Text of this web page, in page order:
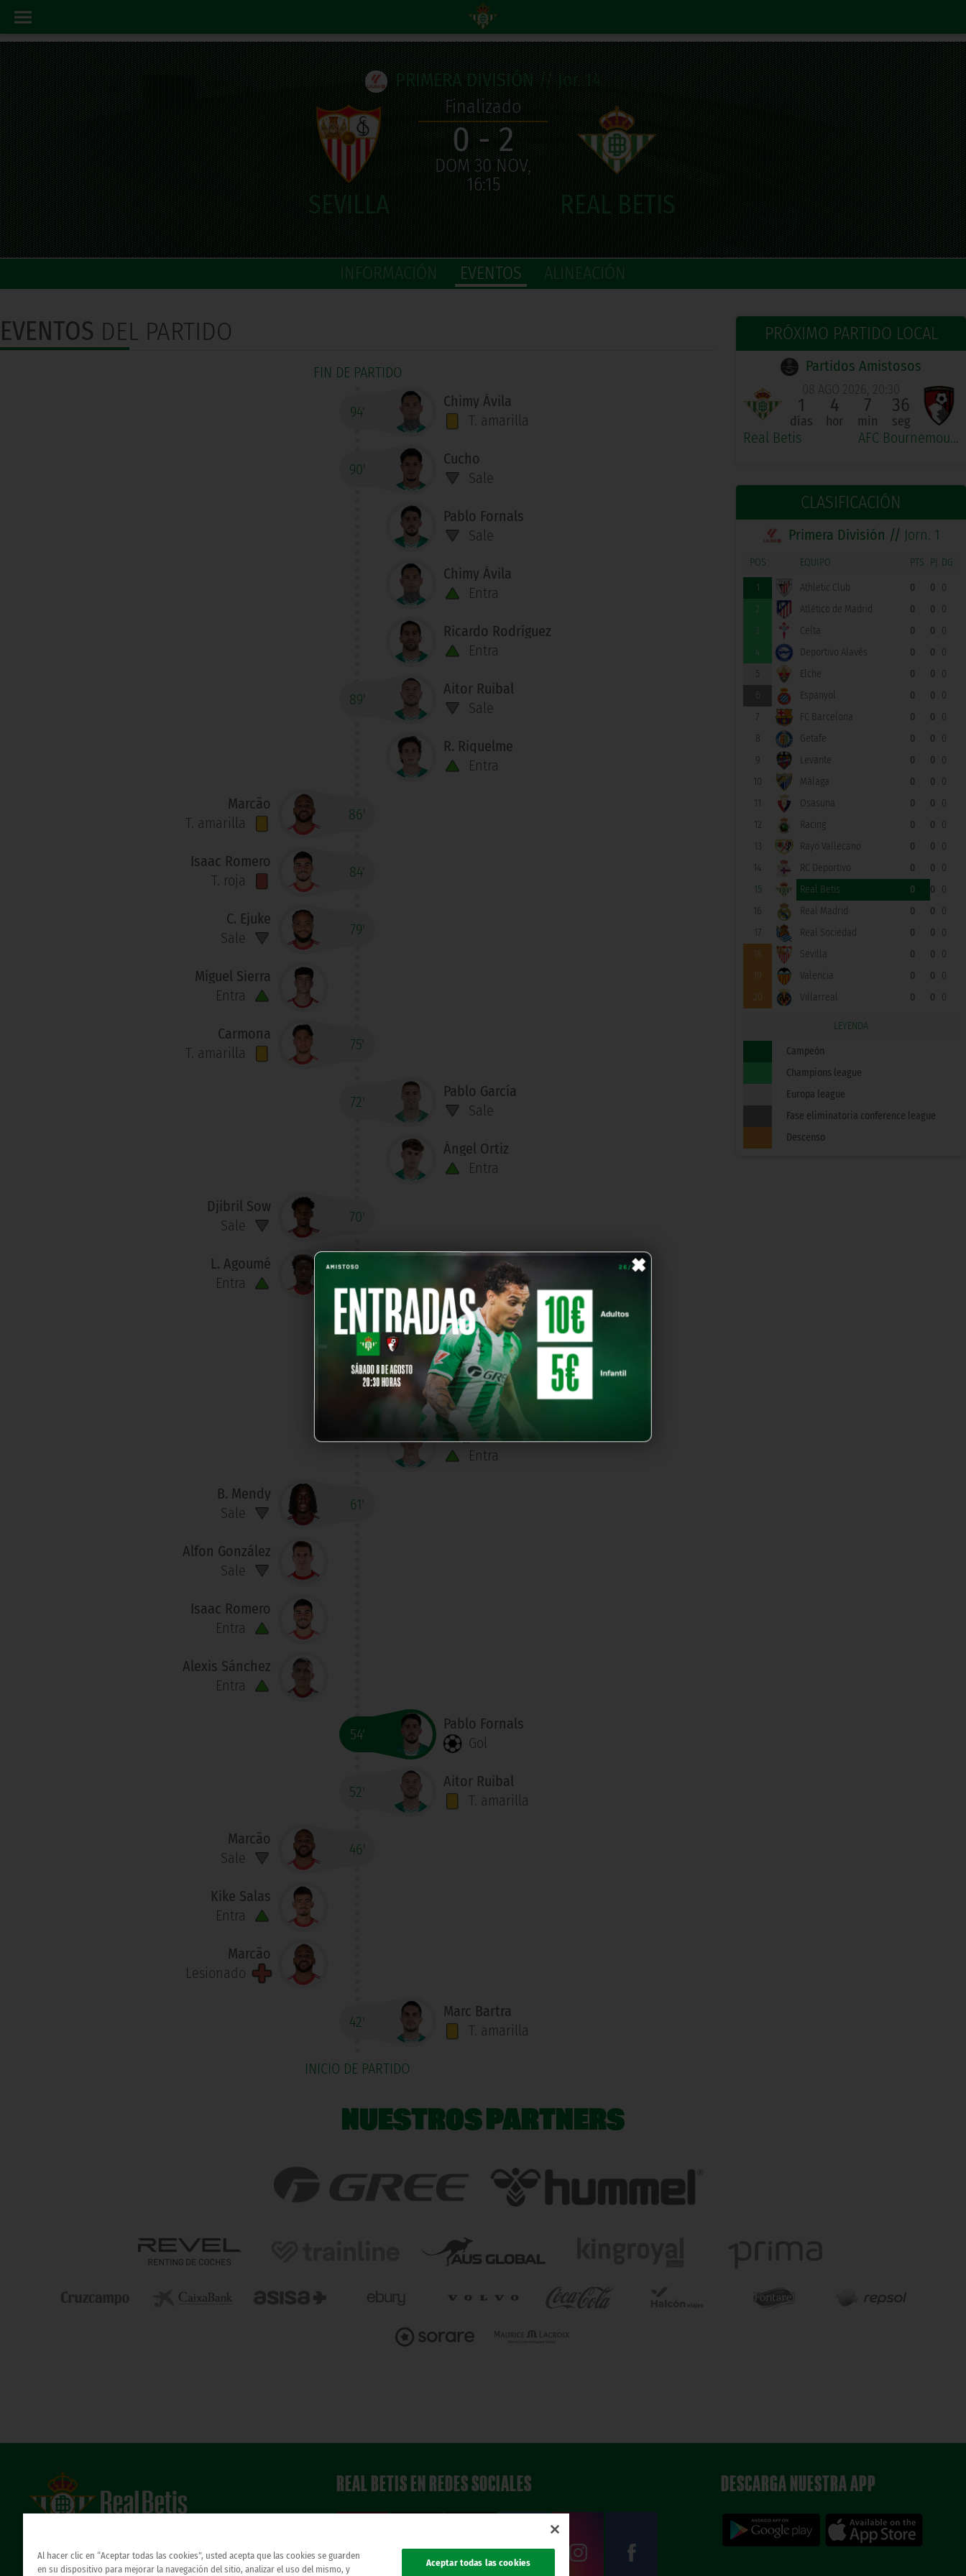
PRIMERA DIVISIÓN// Jor. 14
Finalizado
0 - 2
DOM 30 NOV,
16:15
INFORMACIÓN EVENTOS ALINEACIÓN
×
PRÓXIMO PARTIDO LOCAL
Partidos Amistosos
Real Betis
08 AGO 2026, 20:30
1
días
4
hor
7
min
35
seg
AFC Bournemouth
CLASIFICACIÓN
Primera División // Jorn. 1
POS EQUIPO PTS PJ DG
1 Athletic Club 0 0
0
2
Atlético de Madrid 0 0
0
3
Celta 0 0
0
4
Deportivo Alavés 0 0
0
5
Elche 0 0
0
Espanyol 0 0
0
7
FC Barcelona 0 0
0
8
Getafe 0 0
0
9
Levante 0 0
0
10
Málaga 0 0
0
11
Osasuna 0 0
0
12
Racing 0 0
0
13
Rayo Vallecano 0 0
0
14
RC Deportivo 0 0
0
15
Real Betis 0 0
0
16
Real Madrid 0 0
0
17
Real Sociedad 0 0
0
18
Sevilla 0 0
0
19
Valencia 0 0
0
20
Villarreal 0 0 0
LEYENDA
Campeón
Champions league
Europa league
Fase eliminatoria conference league
Descenso
EVENTOS DEL PARTIDO
FIN DE PARTIDO
94'
Chimy Ávila
T. amarilla
90'
Cucho
Sale
Pablo Fornals
Sale
Chimy Ávila
Entra
Ricardo Rodríguez
Entra
89'
Aitor Ruibal
Sale
R. Riquelme
Entra
86'
Marcão
T. amarilla
84'
Isaac Romero
T. roja
79'
C. Ejuke
Sale
Miguel Sierra
Entra
75'
Carmona
T. amarilla
72'
Pablo García
Sale
Ángel Ortiz
Entra
70'
Djibril Sow
Sale
L. Agoumé
Entra
68'
Sergi Altimira
Gol
63'
N. Deossa
Sale
Sergi Altimira
Entra
61'
B. Mendy
Sale
Alfon González
Sale
Isaac Romero
Entra
Alexis Sánchez
Entra
54'
Pablo Fornals
Gol
52'
Aitor Ruibal
T. amarilla
46'
Marcão
Sale
Kike Salas
Entra
Marcão
Lesionado
42'
Marc Bartra
T. amarilla
INICIO DE PARTIDO
NUESTROS PARTNERS
Atención al Bético
REAL BETIS EN REDES SOCIALES DESCARGA NUESTRA APP
Al hacer clic en “Aceptar todas las cookies”, usted acepta que las cookies se guarden
en su dispositivo para mejorar la navegación del sitio, analizar el uso del mismo, y
Aceptar todas las cookies